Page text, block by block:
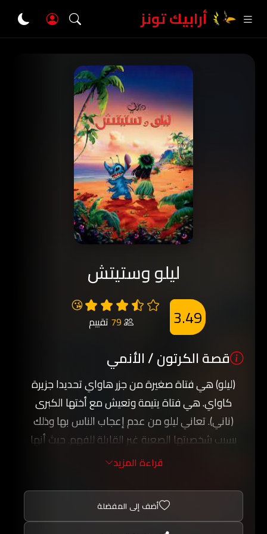
أرابيك تونز
ليلو وستيتش
😘
79 تقييم 3.49
قصة الكرتون / الأنمي
(ليلو) هي فتاة صغيرة من جزر هاواي تحديدا جزيرة
كاواي. هي فتاة يتيمة وتعيش مع أختها الكبرى
(ناني). تعاني ليلو من عدم إعجاب الناس بها وذلك
بسبب شخصيتها الصعبة غير القابلة للفهم. حيث أنها
بدأت تعاني من الوحدة من بعد وفاة والديها في
السماء. فتقوم بتمني أمنية. وهي أن يكتب لها القدر
صديق حقيقي، صديق وفي، صديق لا يتركها ويرحل
قراءة المزيد
أضف إلى المفضلة